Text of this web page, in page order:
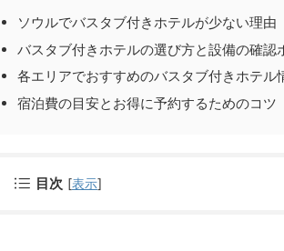
ソウルでバスタブ付きホテルが少ない理由
バスタブ付きホテルの選び方と設備の確認
各エリアでおすすめのバスタブ付きホテル
宿泊費の目安とお得に予約するためのコツ
目次 [表示]